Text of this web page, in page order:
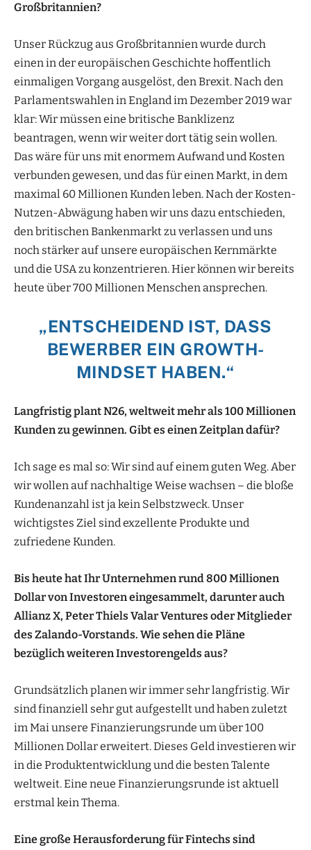
Großbritannien?
Unser Rückzug aus Großbritannien wurde durch
einen in der europäischen Geschichte hoffentlich
einmaligen Vorgang ausgelöst, den Brexit. Nach den
Parlamentswahlen in England im Dezember 2019 war
klar: Wir müssen eine britische Banklizenz
beantragen, wenn wir weiter dort tätig sein wollen.
Das wäre für uns mit enormem Aufwand und Kosten
verbunden gewesen, und das für einen Markt, in dem
maximal 60 Millionen Kunden leben. Nach der Kosten-
Nutzen-Abwägung haben wir uns dazu entschieden,
den britischen Bankenmarkt zu verlassen und uns
noch stärker auf unsere europäischen Kernmärkte
und die USA zu konzentrieren. Hier können wir bereits
heute über 700 Millionen Menschen ansprechen.
„ENTSCHEIDEND IST, DASS
BEWERBER EIN GROWTH-
MINDSET HABEN.“
Langfristig plant N26, weltweit mehr als 100 Millionen
Kunden zu gewinnen. Gibt es einen Zeitplan dafür?
Ich sage es mal so: Wir sind auf einem guten Weg. Aber
wir wollen auf nachhaltige Weise wachsen – die bloße
Kundenanzahl ist ja kein Selbstzweck. Unser
wichtigstes Ziel sind exzellente Produkte und
zufriedene Kunden.
Bis heute hat Ihr Unternehmen rund 800 Millionen
Dollar von Investoren eingesammelt, darunter auch
Allianz X, Peter Thiels Valar Ventures oder Mitglieder
des Zalando-Vorstands. Wie sehen die Pläne
bezüglich weiteren Investorengelds aus?
Grundsätzlich planen wir immer sehr langfristig. Wir
sind finanziell sehr gut aufgestellt und haben zuletzt
im Mai unsere Finanzierungsrunde um über 100
Millionen Dollar erweitert. Dieses Geld investieren wir
in die Produktentwicklung und die besten Talente
weltweit. Eine neue Finanzierungsrunde ist aktuell
erstmal kein Thema.
Eine große Herausforderung für Fintechs sind